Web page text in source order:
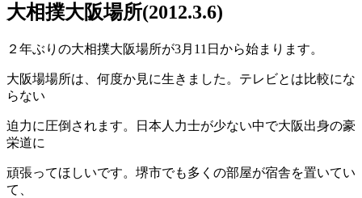
大相撲大阪場所(2012.3.6)
２年ぶりの大相撲大阪場所が3月11日から始まります。
大阪場場所は、何度か見に生きました。テレビとは比較にな
らない
迫力に圧倒されます。日本人力士が少ない中で大阪出身の豪
栄道に
頑張ってほしいです。堺市でも多くの部屋が宿舎を置いてい
て、